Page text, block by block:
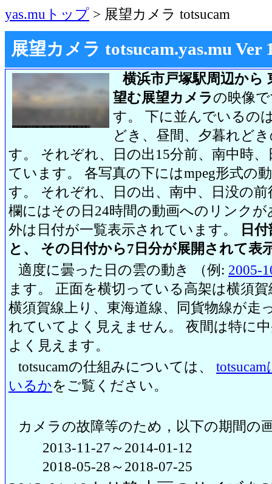
yas.muトップ > 展望カメラ totsucam
展望カメラ totsucam.yas.mu Ver
横浜市戸塚駅周辺から
望む展望カメラの映像
す。 下に並んでいるの
どき、昼間、夕暮れど
す。 それぞれ、日の出15分前、南中時
ています。 各写真の下にはmpeg形式の
す。 それぞれ、日の出、南中、日没の
欄にはその日24時間の動画へのリンク
外は日付が一覧表示されています。
日
と、 その日付から7日分が展開されて表
適度に曇った日の雲の動き （例: 2005-
ます。 正面を横切っている高架は横須
横須賀線上り、東海道線、同貨物線が走
れていてよく見えません。 夜間は特に
よく見えます。
totsucamの仕組みについては、
いるかをご覧ください。
カメラの故障等のため，以下の期間の
2013-11-27～2014-01-12
2018-05-28～2018-07-25